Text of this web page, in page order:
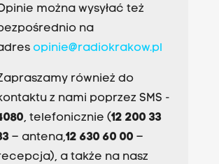
można wysyłać też
na
opinie@radiokrakow.pl
również do
z nami poprzez SMS -
, telefonicznie (12 200 33
– antena,12 630 60 00 –
a także na nasz